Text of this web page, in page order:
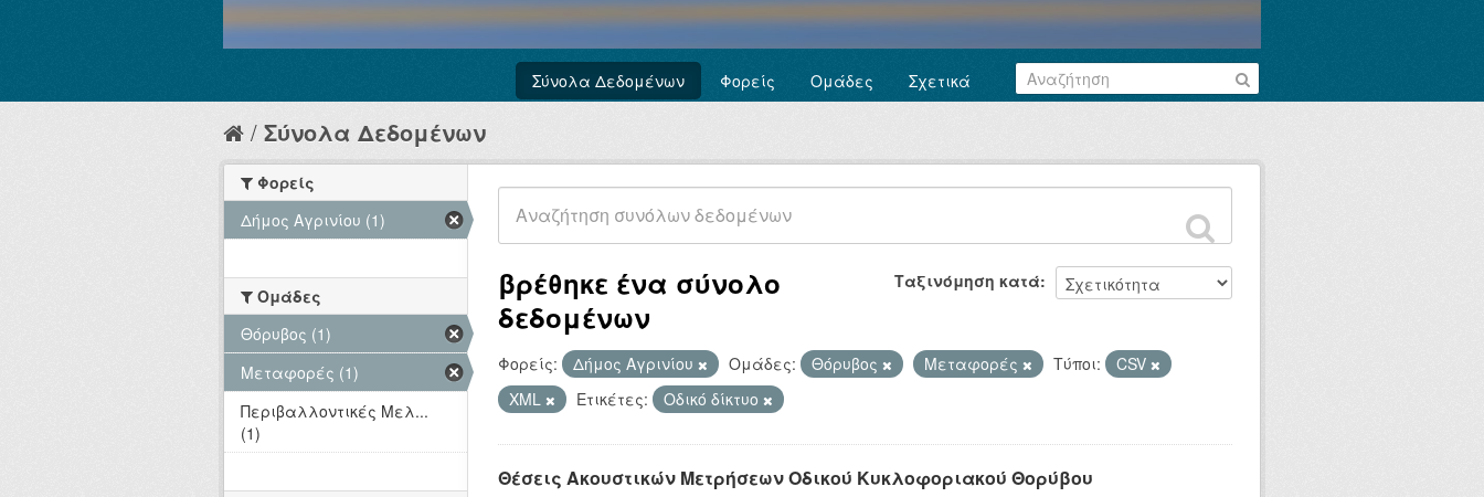
Σύνολα Δεδομένων Φορείς Ομάδες Σχετικά
Σύνολα Δεδομένων
Ταξινόμηση κατά
βρέθηκε ένα σύνολο
δεδομένων
Φορείς: Δήμος Αγρινίου Ομάδες: Θόρυβος Μεταφορές Τύποι:
CSV
XML
Ετικέτες: Οδικό δίκτυο
Θέσεις Ακουστικών Μετρήσεων Οδικού Κυκλοφοριακού Θορύβου
Φορείς
Δήμος Αγρινίου (1)
Ομάδες
Θόρυβος (1)
Μεταφορές (1)
Περιβαλλοντικές Μελ...
(1)